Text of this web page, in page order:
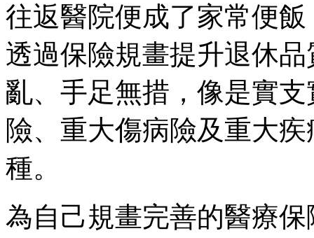
往返醫院便成了家常便
透過保險規畫提升退休
亂、手足無措，像是實
險、重大傷病險及重大
種。
為自己規畫完善的醫療